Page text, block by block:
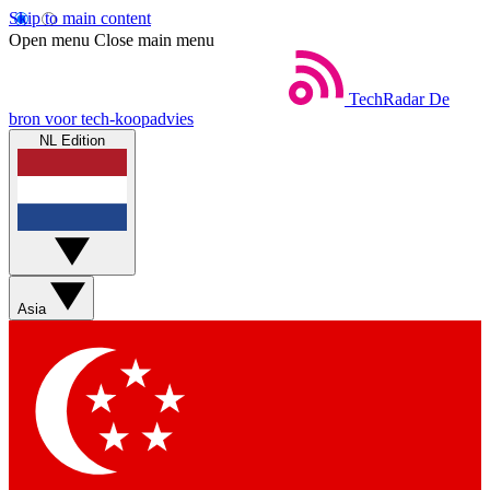
Skip to main content
Open menu Close main menu
TechRadar De
bron voor tech-koopadvies
NL Edition
Asia